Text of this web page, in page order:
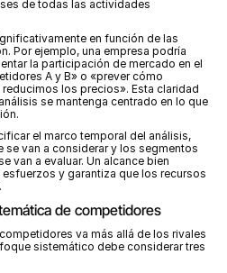
de todas las actividades
en función de las
Por ejemplo, una empresa podría
la participación de mercado en el
A y B» o «prever cómo
los precios». Esta claridad
se mantenga centrado en lo que
el marco temporal del análisis,
van a considerar y los segmentos
van a evaluar. Un alcance bien
y garantiza que los recursos
de competidores
va más allá de los rivales
sistemático debe considerar tres